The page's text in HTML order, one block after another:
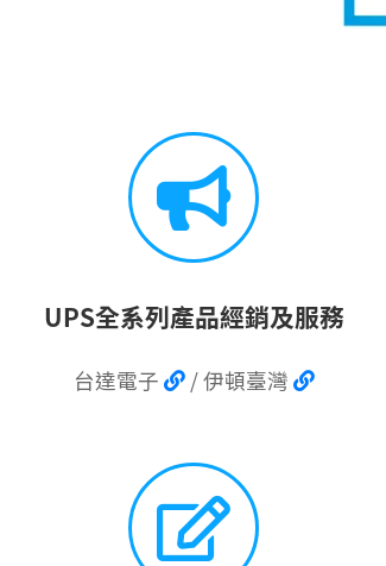
UPS全系列產品經銷及服務
台達電子 / 伊頓臺灣